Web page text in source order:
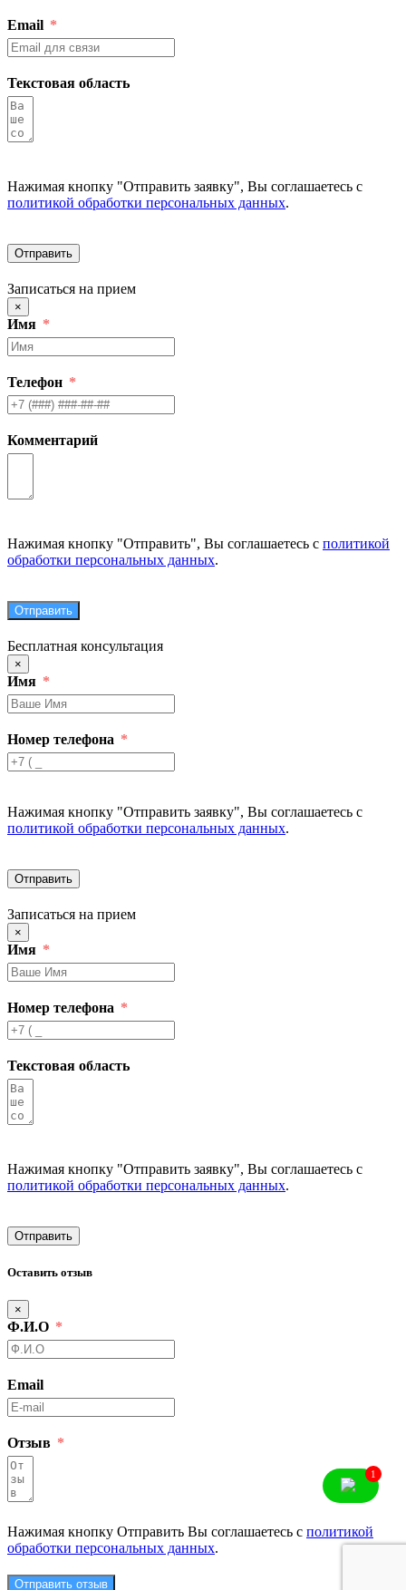
1
Email
Текстовая область
Нажимая кнопку "Отправить заявку", Вы соглашаетесь с
политикой обработки персональных данных.
Отправить
Записаться на прием
×
Имя
Телефон
Комментарий
Нажимая кнопку "Отправить", Вы соглашаетесь с политикой
обработки персональных данных.
Отправить
Бесплатная консультация
×
Имя
Номер телефона
Нажимая кнопку "Отправить заявку", Вы соглашаетесь с
политикой обработки персональных данных.
Отправить
Записаться на прием
×
Имя
Номер телефона
Текстовая область
Нажимая кнопку "Отправить заявку", Вы соглашаетесь с
политикой обработки персональных данных.
Отправить
Оставить отзыв
×
Ф.И.О
Email
Отзыв
Нажимая кнопку Отправить Вы соглашаетесь с политикой
обработки персональных данных.
Отправить отзыв